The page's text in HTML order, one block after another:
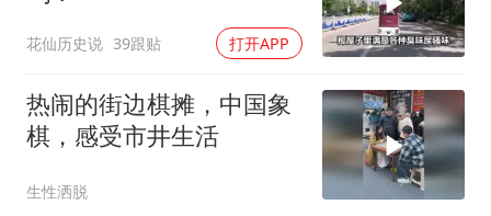
花仙历史说 39跟贴 打开APP
热闹的街边棋摊，中国象
棋，感受市井生活
生性洒脱